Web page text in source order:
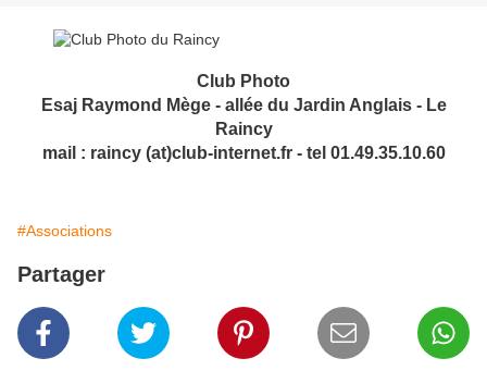
Club Photo
Esaj Raymond Mège - allée du Jardin Anglais - Le
Raincy
mail : raincy (at)club-internet.fr - tel 01.49.35.10.60
#Associations
Partager